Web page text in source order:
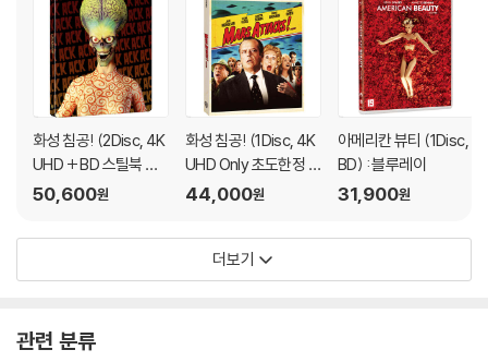
화성 침공! (2Disc, 4K
UHD + BD 스틸북 한
정판) : 블루레이
50,600원
화성 침공! (1Disc, 4K
UHD Only 초도한정 슬
립케이스) : 블루레이
44,000원
아메리칸 뷰티 (1Disc,
BD) : 블루레이
31,900원
더보기
관련 분류